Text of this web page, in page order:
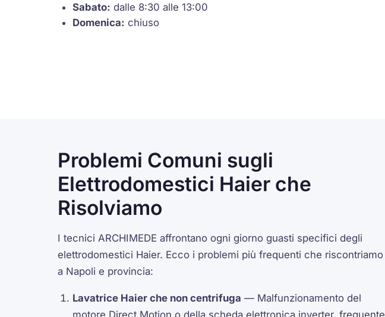
Sabato: dalle 8:30 alle 13:00
Domenica: chiuso
Problemi Comuni sugli
Elettrodomestici Haier che
Risolviamo
I tecnici ARCHIMEDE affrontano ogni giorno guasti specifici degli
elettrodomestici Haier. Ecco i problemi più frequenti che riscontriamo
a Napoli e provincia:
Lavatrice Haier che non centrifuga — Malfunzionamento del
motore Direct Motion o della scheda elettronica inverter, frequente